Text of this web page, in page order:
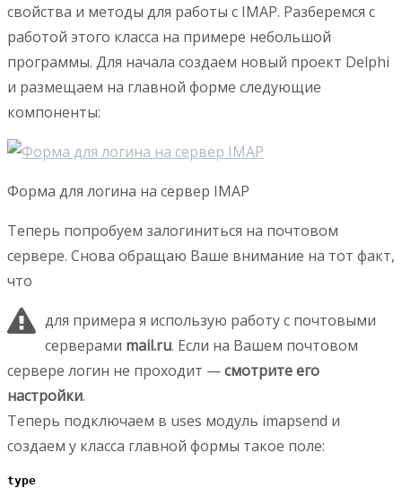
свойства и методы для работы с IMAP. Разберемся с
работой этого класса на примере небольшой
программы. Для начала создаем новый проект Delphi
и размещаем на главной форме следующие
компоненты:
Форма для логина на сервер IMAP
Теперь попробуем залогиниться на почтовом
сервере. Снова обращаю Ваше внимание на тот факт,
что
для примера я использую работу с почтовыми
серверами mail.ru. Если на Вашем почтовом
сервере логин не проходит —смотрите его
настройки.
Теперь подключаем в uses модуль imapsend и
создаем у класса главной формы такое поле:
type